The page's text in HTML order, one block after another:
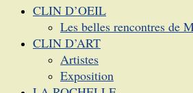
CLIN D’OEIL
Les belles rencontres de
CLIN D’ART
Artistes
Exposition